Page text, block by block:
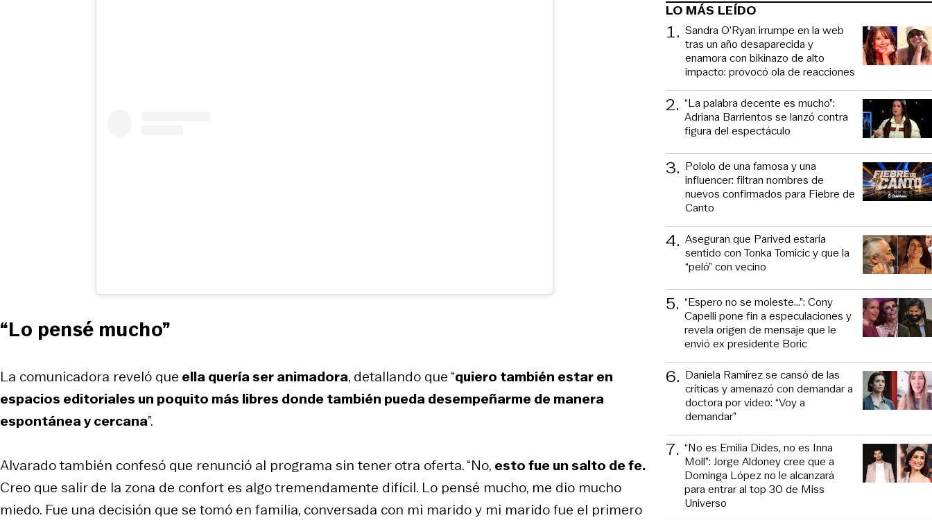
“Lo pensé mucho”
La comunicadora reveló que ella quería ser animadora, detallando que “quiero también estar en
espacios editoriales un poquito más libres donde también pueda desempeñarme de manera
espontánea y cercana”.
Alvarado también confesó que renunció al programa sin tener otra oferta. “No, esto fue un salto de fe.
Creo que salir de la zona de confort es algo tremendamente difícil. Lo pensé mucho, me dio mucho
miedo. Fue una decisión que se tomó en familia, conversada con mi marido y mi marido fue el primero
LO MÁS LEÍDO
1. Sandra O’Ryan irrumpe en la web
tras un año desaparecida y
enamora con bikinazo de alto
impacto: provocó ola de reacciones
2. “La palabra decente es mucho”:
Adriana Barrientos se lanzó contra
figura del espectáculo
3. Pololo de una famosa y una
influencer: filtran nombres de
nuevos confirmados para Fiebre de
Canto
4. Aseguran que Parived estaría
sentido con Tonka Tomicic y que la
“peló” con vecino
5. “Espero no se moleste...”: Cony
Capelli pone fin a especulaciones y
revela origen de mensaje que le
envió ex presidente Boric
6. Daniela Ramírez se cansó de las
críticas y amenazó con demandar a
doctora por video: “Voy a
demandar”
7. “No es Emilia Dides, no es Inna
Moll”: Jorge Aldoney cree que a
Dominga López no le alcanzará
para entrar al top 30 de Miss
Universo